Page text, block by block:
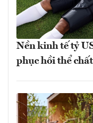
Nền kinh tế tỷ
phục hồi thể